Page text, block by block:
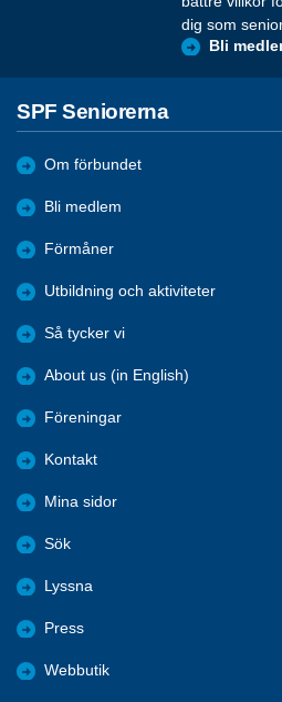
dig som
Bli
SPF Seniorerna
Om förbundet
Bli medlem
Förmåner
Utbildning och aktiviteter
Så tycker vi
About us (in English)
Föreningar
Kontakt
Mina sidor
Sök
Lyssna
Press
Webbutik